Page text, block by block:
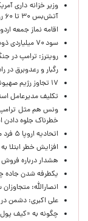
وزیر خزانه داری
آتش‌بس ۳۰ تا ۶۰ روزه باشیم
اقامه نماز جمعه
سود ۷۰ میلیاردی ذوب‌آهن از یک انتقال عجیب
رویترز: ترامپ در جنگ علیه ایران
رگبار و رعدوبرق
۱۷ تجاوز رژیم صهیونیستی به خاک سوریه در ۴۸ ساعت گذشته
تکلیف مدیرعامل
ونس هم مثل
خطرناک جلوه دادن
اتحادیه اروپا ۵ فرد مرتبط با صنایع دفاعی روسیه را تحریم کرد
افزایش خطر ابتلا به
هشدار درباره
یکطرفه شدن جاده
انصارالله:
علی اکبری: دشمن
چگونه به «کیف